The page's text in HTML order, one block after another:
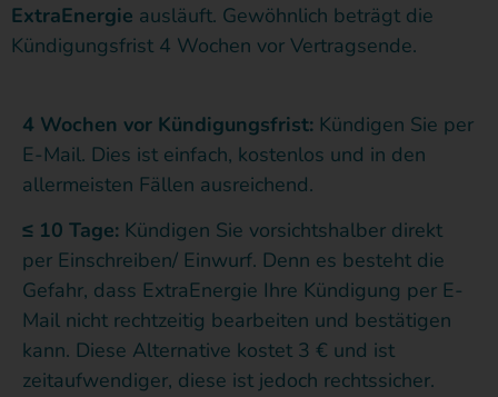
ExtraEnergie ausläuft. Gewöhnlich beträgt die
Kündigungsfrist 4 Wochen vor Vertragsende.
4 Wochen vor Kündigungsfrist: Kündigen Sie per
E-Mail. Dies ist einfach, kostenlos und in den
allermeisten Fällen ausreichend.
≤ 10 Tage: Kündigen Sie vorsichtshalber direkt
per Einschreiben/ Einwurf. Denn es besteht die
Gefahr, dass ExtraEnergie Ihre Kündigung per E-
Mail nicht rechtzeitig bearbeiten und bestätigen
kann. Diese Alternative kostet 3 € und ist
zeitaufwendiger, diese ist jedoch rechtssicher.